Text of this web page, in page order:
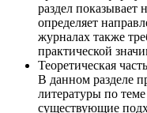
раздел показывает
определяет
журналах также
практической
Теоретическая
В данном разделе
литературы по
существующие